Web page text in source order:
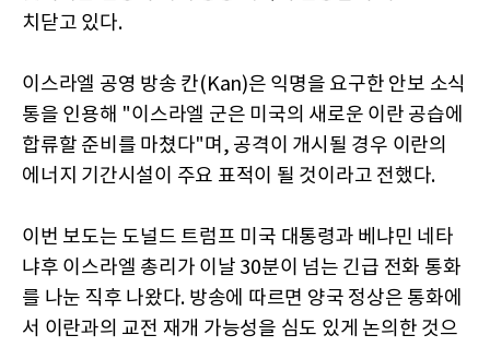
치닫고 있다.
이스라엘 공영 방송 칸(Kan)은 익명을 요구한 안보 소식
통을 인용해 "이스라엘 군은 미국의 새로운 이란 공습에
합류할 준비를 마쳤다"며, 공격이 개시될 경우 이란의
에너지 기간시설이 주요 표적이 될 것이라고 전했다.
이번 보도는 도널드 트럼프 미국 대통령과 베냐민 네타
냐후 이스라엘 총리가 이날 30분이 넘는 긴급 전화 통화
를 나눈 직후 나왔다. 방송에 따르면 양국 정상은 통화에
서 이란과의 교전 재개 가능성을 심도 있게 논의한 것으